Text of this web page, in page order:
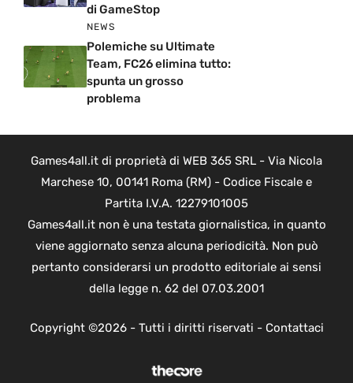
di GameStop
NEWS
Polemiche su Ultimate
Team, FC26 elimina tutto:
spunta un grosso
problema
Games4all.it di proprietà di WEB 365 SRL - Via Nicola
Marchese 10, 00141 Roma (RM) - Codice Fiscale e
Partita I.V.A. 12279101005
Games4all.it non è una testata giornalistica, in quanto
viene aggiornato senza alcuna periodicità. Non può
pertanto considerarsi un prodotto editoriale ai sensi
della legge n. 62 del 07.03.2001
Copyright ©2026 - Tutti i diritti riservati - Contattaci